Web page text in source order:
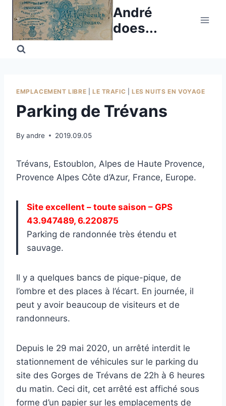
Skip
content
André
does...
EMPLACEMENT LIBRE LE TRAFIC |LES NUITS EN VOYAGE
Parking de Trévans
By andre 2019.09.05
Trévans, Estoublon, Alpes de Haute Provence,
Provence Alpes Côte d’Azur, France, Europe.
Site excellent – toute saison – GPS
43.947489, 6.220875
Parking de randonnée très étendu et
sauvage.
Il y a quelques bancs de pique-pique, de
l’ombre et des places à l’écart. En journée, il
peut y avoir beaucoup de visiteurs et de
randonneurs.
Depuis le 29 mai 2020, un arrêté interdit le
stationnement de véhicules sur le parking du
site des Gorges de Trévans de 22h à 6 heures
du matin. Ceci dit, cet arrêté est affiché sous
forme d’un papier sur les emplacements de